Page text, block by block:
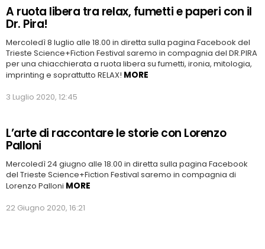
A ruota libera tra relax, fumetti e paperi con il
Dr. Pira!
Mercoledì 8 luglio alle 18.00 in diretta sulla pagina Facebook del
Trieste Science+Fiction Festival saremo in compagnia del DR.PIRA
per una chiacchierata a ruota libera su fumetti, ironia, mitologia,
imprinting e soprattutto RELAX! MORE
3 Luglio 2020, 12:45
L’arte di raccontare le storie con Lorenzo
Palloni
Mercoledì 24 giugno alle 18.00 in diretta sulla pagina Facebook
del Trieste Science+Fiction Festival saremo in compagnia di
Lorenzo Palloni MORE
22 Giugno 2020, 16:21